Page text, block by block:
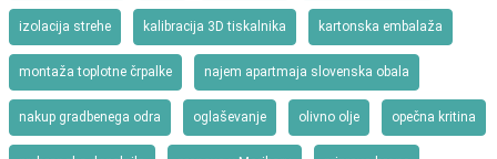
izolacija strehe kalibracija 3D tiskalnika kartonska embalaža
montaža toplotne črpalke najem apartmaja slovenska obala
nakup gradbenega odra oglaševanje olivno olje opečna kritina